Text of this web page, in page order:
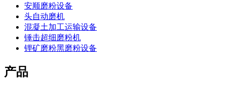
安顺磨粉设备
头自动磨机
混凝土加工运输设备
锤击超细磨粉机
锂矿磨粉黑磨粉设备
产品